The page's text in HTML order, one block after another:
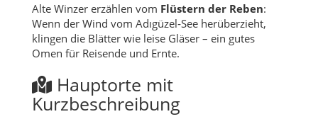
Alte Winzer erzählen vom Flüstern der Reben:
Wenn der Wind vom Adıgüzel‑See herüberzieht,
klingen die Blätter wie leise Gläser – ein gutes
Omen für Reisende und Ernte.
Hauptorte mit
Kurzbeschreibung